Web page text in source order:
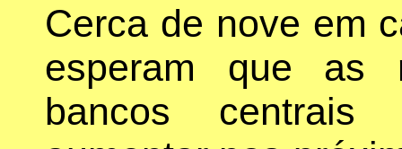
Cerca de nove em
esperam que as
bancos centrais